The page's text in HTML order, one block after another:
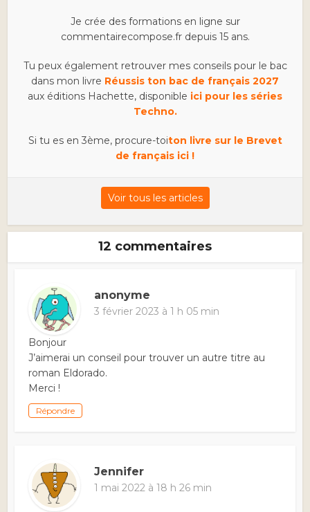
Je crée des formations en ligne sur
commentairecompose.fr depuis 15 ans.
Tu peux également retrouver mes conseils pour le bac
dans mon livre Réussis ton bac de français 2027
aux éditions Hachette, disponible ici pour les séries
Techno.
Si tu es en 3ème, procure-toiton livre sur le Brevet
de français ici !
Voir tous les articles
12 commentaires
anonyme
3 février 2023 à 1 h 05 min
Bonjour
J’aimerai un conseil pour trouver un autre titre au
roman Eldorado.
Merci !
Répondre
Jennifer
1 mai 2022 à 18 h 26 min